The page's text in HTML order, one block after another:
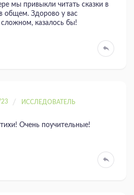
мы привыкли читать сказки в
общем. Здорово у вас
казалось бы!
ИССЛЕДОВАТЕЛЬ
Очень поучительные!